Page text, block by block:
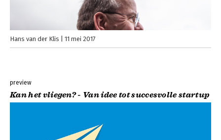
Hans van der Klis 11 mei 2017
preview
Kan het vliegen? - Van idee tot succesvolle startup